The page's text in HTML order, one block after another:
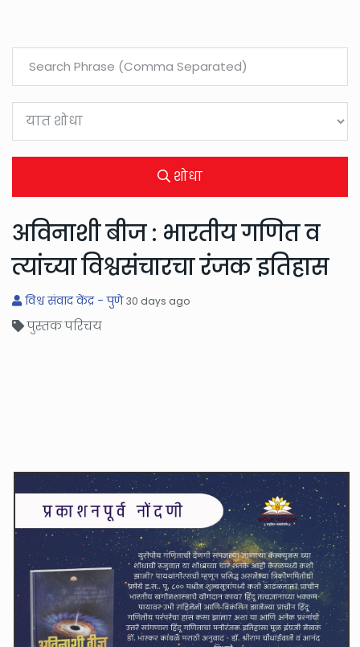
शोधा
अविनाशी बीज : भारतीय गणित व
त्यांच्या विश्वसंचारचा रंजक इतिहास
विश्व संवाद केंद्र - पुणे 30 days ago
पुस्तक परिचय